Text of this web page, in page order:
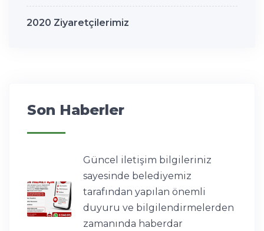
2020 Ziyaretçilerimiz
Son Haberler
Güncel iletişim bilgileriniz
sayesinde belediyemiz
tarafından yapılan önemli
duyuru ve bilgilendirmelerden
zamanında haberdar